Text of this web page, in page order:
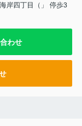
岸四丁目（」 停歩3
わせ